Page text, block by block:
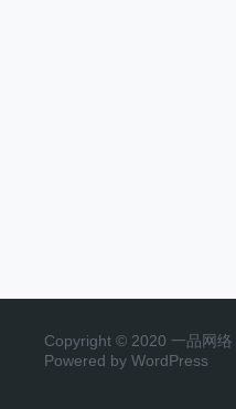
Copyright © 2020 一品网络
Powered by WordPress